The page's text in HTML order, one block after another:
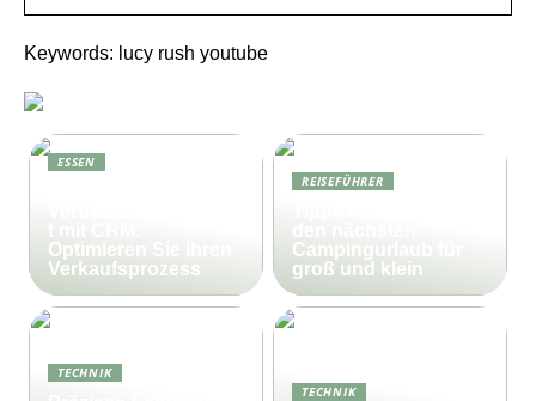
Keywords: lucy rush youtube
ESSEN
Optimieren Sie Ihren
Verkaufsprozess
REISEFÜHRER
Campingurlaub für
groß und klein
TECHNIK
TECHNIK